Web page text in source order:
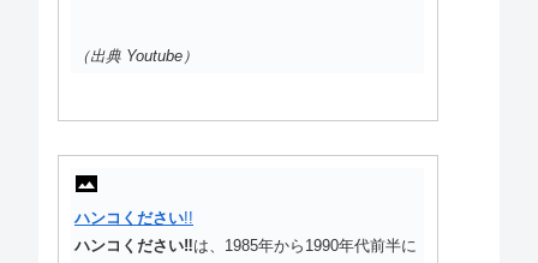
（出典 Youtube）
ハンコください!!
ハンコください‼は、1985年から1990年代前半に